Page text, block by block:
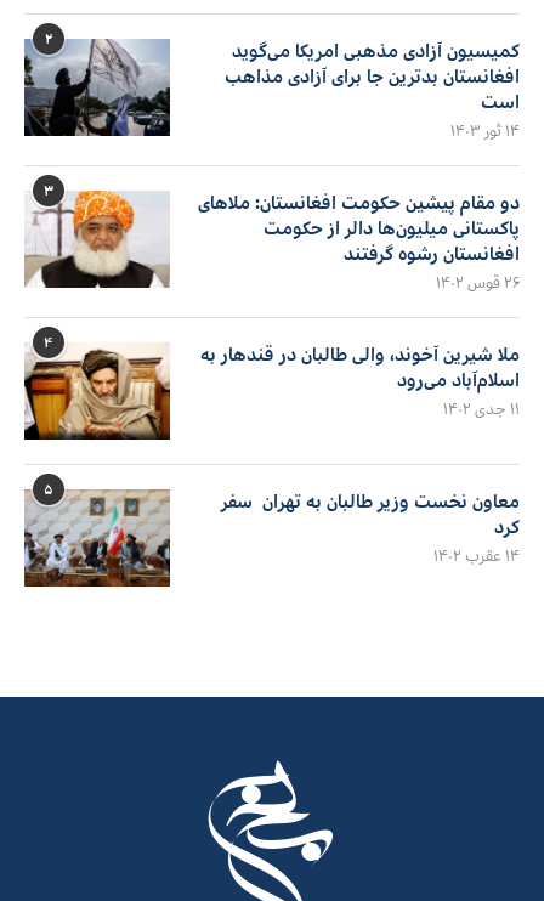
۲
کمیسیون آزادی مذهبی امریکا می‌گوید
افغانستان بدترین جا برای آزادی مذاهب
است
۱۴ ثور ۱۴۰۳
۳
دو مقام پیشین حکومت افغانستان: ملاهای
پاکستانی میلیون‌ها دالر از حکومت
افغانستان رشوه گرفتند
۲۶ قوس ۱۴۰۲
۴
ملا شیرین آخوند، والی طالبان در قندهار به
اسلام‌آباد می‌رود
۱۱ جدی ۱۴۰۲
۵
معاون نخست وزیر طالبان به تهران سفر
کرد
۱۴ عقرب ۱۴۰۲